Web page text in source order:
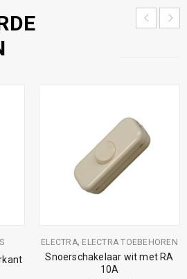
ELECTRA, ELECTRA TOEBEHOREN
Snoerschakelaar wit met RA
10A